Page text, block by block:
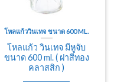
โหลแก้ววินเทจ ขนาด 600 ML.
โหลแก้ว วินเทจ มีหูจับ
ขนาด 600 ml. ( ฝาสีทอง
คลาสสิก )